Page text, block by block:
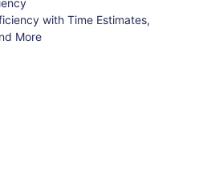
with Time Estimates,
More